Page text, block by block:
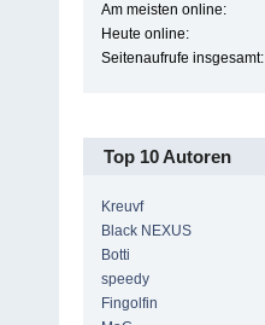
Am meisten online:
Heute online:
Seitenaufrufe insgesamt:
Top 10 Autoren
Kreuvf
Black NEXUS
Botti
speedy
Fingolfin